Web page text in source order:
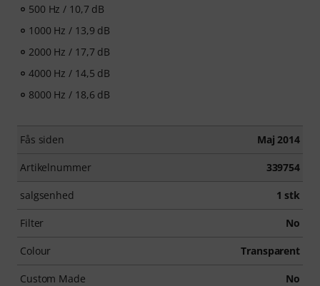
500 Hz / 10,7 dB
1000 Hz / 13,9 dB
2000 Hz / 17,7 dB
4000 Hz / 14,5 dB
8000 Hz / 18,6 dB
Fås siden Maj 2014
Artikelnummer 339754
salgsenhed 1 stk
Filter No
Colour Transparent
Custom Made No